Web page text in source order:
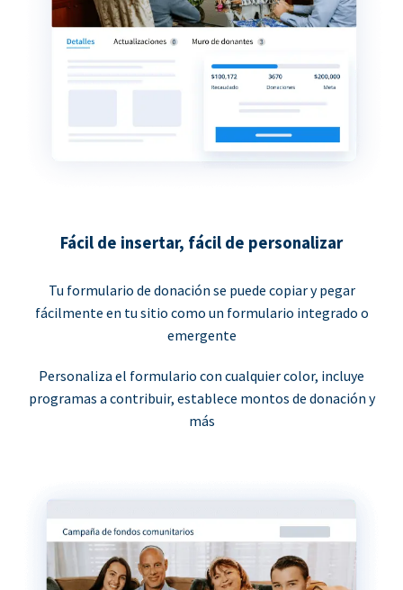
Fácil de insertar, fácil de personalizar
Tu formulario de donación se puede copiar y pegar
fácilmente en tu sitio como un formulario integrado o
emergente
Personaliza el formulario con cualquier color, incluye
programas a contribuir, establece montos de donación y
más